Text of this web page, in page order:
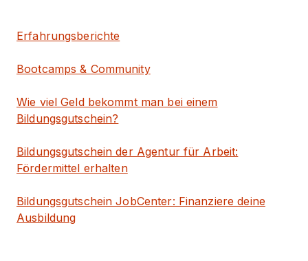
Erfahrungsberichte
Bootcamps & Community
Wie viel Geld bekommt man bei einem
Bildungsgutschein?
Bildungsgutschein der Agentur für Arbeit:
Fördermittel erhalten
Bildungsgutschein JobCenter: Finanziere deine
Ausbildung